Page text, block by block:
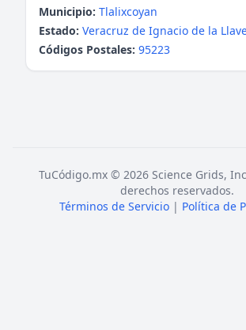
Municipio: Tlalixcoyan
Estado: Veracruz de Ignacio de la
Códigos Postales: 95223
TuCódigo.mx © 2026 Science Grids,
derechos reservados.
Términos de Servicio | Política de